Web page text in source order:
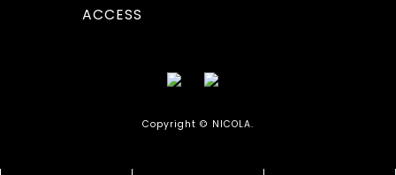
ACCESS
Copyright © NICOLA.